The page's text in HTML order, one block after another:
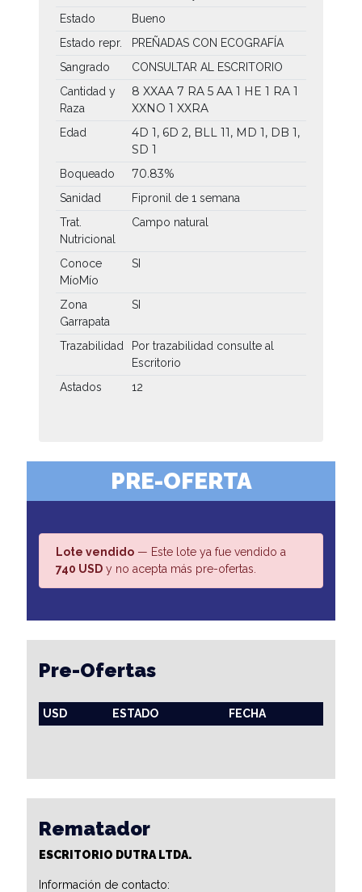
Estado
Bueno
Estado repr.
PREÑADAS CON ECOGRAFÍA
Sangrado
CONSULTAR AL ESCRITORIO
Cantidad y
Raza
8 XXAA 7 RA 5 AA 1 HE 1 RA 1
XXNO 1 XXRA
Edad
4D 1, 6D 2, BLL 11, MD 1, DB 1,
SD 1
Boqueado 70.83%
Sanidad
Fipronil de 1 semana
Trat.
Nutricional
Campo natural
Conoce
MíoMío
SI
Zona
Garrapata
SI
Trazabilidad
Por trazabilidad consulte al
Escritorio
Astados
12
PRE-OFERTA
Lote vendido — Este lote ya fue vendido a
740 USD y no acepta más pre-ofertas.
Pre-Ofertas
USD ESTADO FECHA
Rematador
ESCRITORIO DUTRA LTDA.
Información de contacto: